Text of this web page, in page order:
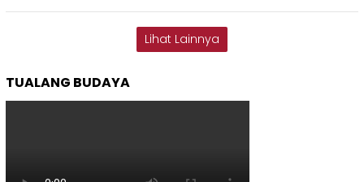
Lihat Lainnya
TUALANG BUDAYA